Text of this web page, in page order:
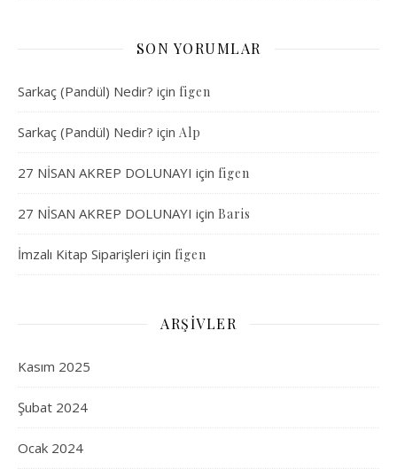
SON YORUMLAR
Sarkaç (Pandül) Nedir? için figen
Sarkaç (Pandül) Nedir? için Alp
27 NİSAN AKREP DOLUNAYI için figen
27 NİSAN AKREP DOLUNAYI için Baris
İmzalı Kitap Siparişleri için figen
ARŞIVLER
Kasım 2025
Şubat 2024
Ocak 2024